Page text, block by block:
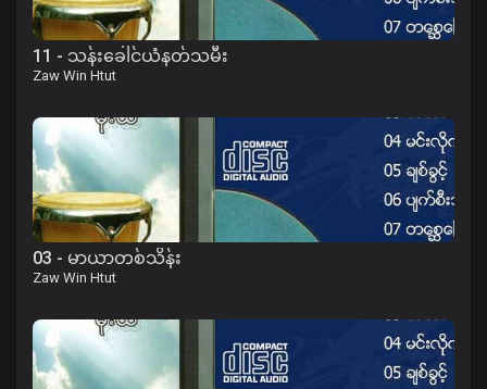
11 - သန်းခေါင်ယံနတ်သမီး
Zaw Win Htut
03 - မာယာတစ်သိန်း
Zaw Win Htut